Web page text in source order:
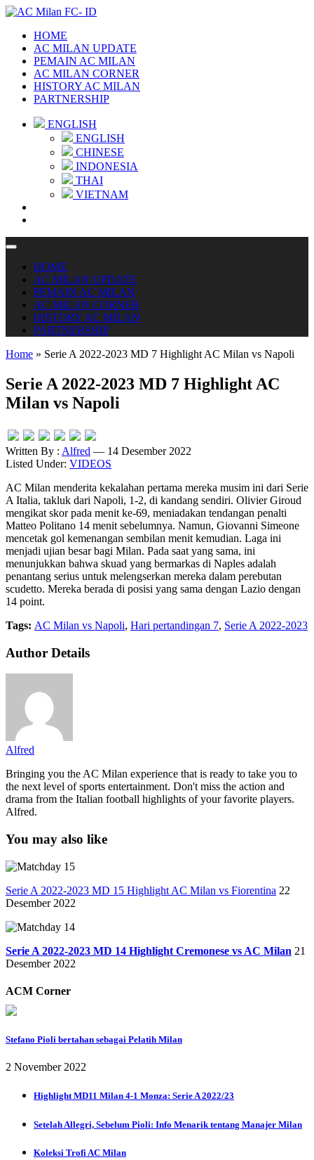
HOME
AC MILAN UPDATE
PEMAIN AC MILAN
AC MILAN CORNER
HISTORY AC MILAN
PARTNERSHIP
ENGLISH
ENGLISH
CHINESE
INDONESIA
THAI
VIETNAM
HOME
AC MILAN UPDATE
PEMAIN AC MILAN
AC MILAN CORNER
HISTORY AC MILAN
PARTNERSHIP
Home » Serie A 2022-2023 MD 7 Highlight AC Milan vs Napoli
Serie A 2022-2023 MD 7 Highlight AC
Milan vs Napoli
Written By : Alfred — 14 Desember 2022
Listed Under: VIDEOS
AC Milan menderita kekalahan pertama mereka musim ini dari Serie
A Italia, takluk dari Napoli, 1-2, di kandang sendiri. Olivier Giroud
mengikat skor pada menit ke-69, meniadakan tendangan penalti
Matteo Politano 14 menit sebelumnya. Namun, Giovanni Simeone
mencetak gol kemenangan sembilan menit kemudian. Laga ini
menjadi ujian besar bagi Milan. Pada saat yang sama, ini
menunjukkan bahwa skuad yang bermarkas di Naples adalah
penantang serius untuk melengserkan mereka dalam perebutan
scudetto. Mereka berada di posisi yang sama dengan Lazio dengan
14 point.
Tags: AC Milan vs Napoli, Hari pertandingan 7, Serie A 2022-2023
Author Details
Alfred
Bringing you the AC Milan experience that is ready to take you to
the next level of sports entertainment. Don't miss the action and
drama from the Italian football highlights of your favorite players.
Alfred.
You may also like
Serie A 2022-2023 MD 15 Highlight AC Milan vs Fiorentina 22
Desember 2022
Serie A 2022-2023 MD 14 Highlight Cremonese vs AC Milan 21
Desember 2022
ACM Corner
Stefano Pioli bertahan sebagai Pelatih Milan
2 November 2022
Highlight MD11 Milan 4-1 Monza: Serie A 2022/23
Setelah Allegri, Sebelum Pioli: Info Menarik tentang Manajer Milan
Koleksi Trofi AC Milan